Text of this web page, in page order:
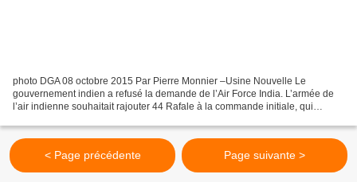
photo DGA 08 octobre 2015 Par Pierre Monnier –Usine Nouvelle Le
gouvernement indien a refusé la demande de l’Air Force India. L’armée de
l’air indienne souhaitait rajouter 44 Rafale à la commande initiale, qui
< Page précédente Page suivante >